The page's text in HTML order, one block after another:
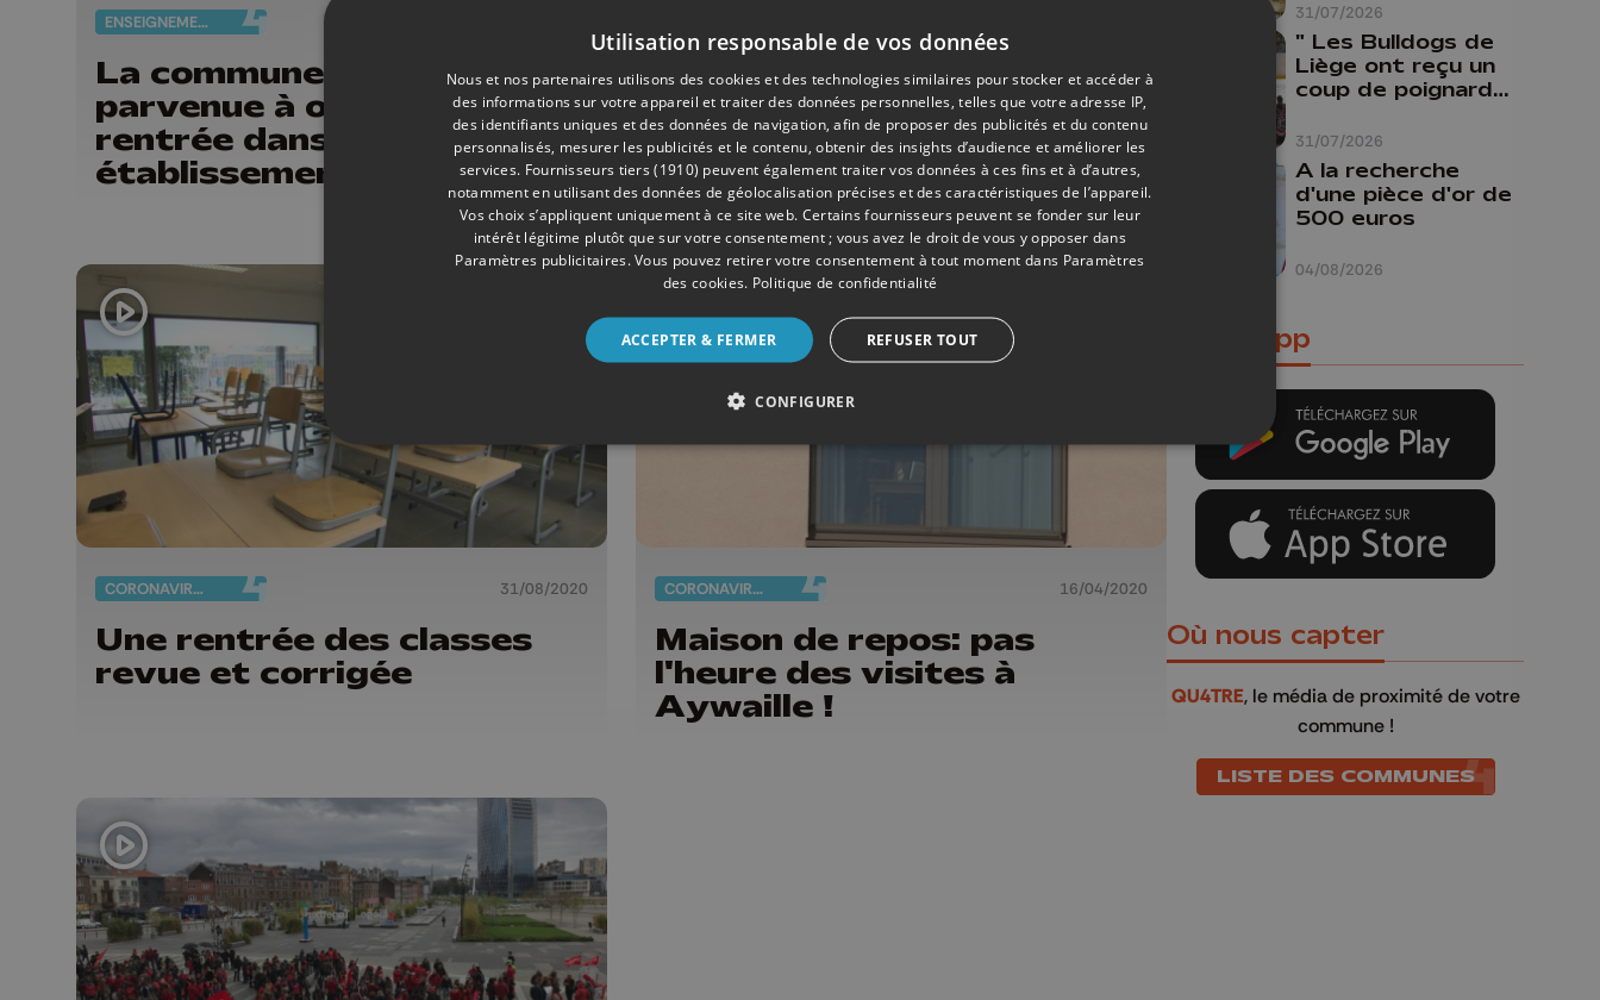
ENSEIGNEMENT
La commune de Trooz est
parvenue à organiser la
rentrée dans tous ses
établissements scolaires
Joseph Reynaerts, le
directeur du centre
culturel de Soumagne, est
décédé
CORONAVIRUS 31/08/2020
Une rentrée des classes
revue et corrigée
CORONAVIRUS 16/04/2020
Maison de repos: pas
l'heure des visites à
Aywaille !
31/07/2026
31/07/2026
" Les Bulldogs de
Liège ont reçu un
coup de poignard
04/08/2026
A la recherche
d'une pièce d'or de
500 euros
Notre app
Où nous capter
QU4TRE, le média de proximité de votre
commune !
LISTE DES COMMUNES
Utilisation responsable de vos données
Nous et nos partenaires utilisons des cookies et des technologies similaires pour stocker et accéder à
des informations sur votre appareil et traiter des données personnelles, telles que votre adresse IP,
des identifiants uniques et des données de navigation, afin de proposer des publicités et du contenu
personnalisés, mesurer les publicités et le contenu, obtenir des insights d’audience et améliorer les
services. Fournisseurs tiers (1910) peuvent également traiter vos données à ces fins et à d’autres,
notamment en utilisant des données de géolocalisation précises et des caractéristiques de l’appareil.
Vos choix s’appliquent uniquement à ce site web. Certains fournisseurs peuvent se fonder sur leur
intérêt légitime plutôt que sur votre consentement ; vous avez le droit de vous y opposer dans
Paramètres publicitaires. Vous pouvez retirer votre consentement à tout moment dans Paramètres
des cookies. Politique de confidentialité
ACCEPTER & FERMER REFUSER TOUT
CONFIGURER